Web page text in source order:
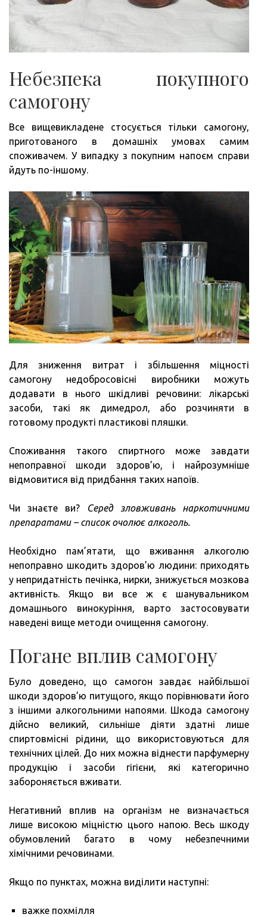
Небезпека покупного
самогону
Все вищевикладене стосується тільки самогону,
приготованого в домашніх умовах самим
споживачем. У випадку з покупним напоєм справи
йдуть по-іншому.
Для зниження витрат і збільшення міцності
самогону недобросовісні виробники можуть
додавати в нього шкідливі речовини: лікарські
засоби, такі як димедрол, або розчиняти в
готовому продукті пластикові пляшки.
Споживання такого спиртного може завдати
непоправної шкоди здоров’ю, і найрозумніше
відмовитися від придбання таких напоїв.
Чи знаєте ви?
Серед зловживань наркотичними
препаратами – список очолює алкоголь.
Необхідно пам’ятати, що вживання алкоголю
непоправно шкодить здоров’ю людини: приходять
у непридатність печінка, нирки, знижується мозкова
активність. Якщо ви все ж є шанувальником
домашнього винокуріння, варто застосовувати
наведені вище методи очищення самогону.
Погане вплив самогону
Було доведено, що самогон завдає найбільшої
шкоди здоров’ю питущого, якщо порівнювати його
з іншими алкогольними напоями. Шкода самогону
дійсно великий, сильніше діяти здатні лише
спиртовмісні рідини, що використовуються для
технічних цілей. До них можна віднести парфумерну
продукцію і засоби гігієни, які категорично
забороняється вживати.
Негативний вплив на організм не визначається
лише високою міцністю цього напою. Весь шкоду
обумовлений багато в чому небезпечними
хімічними речовинами.
Якщо по пунктах, можна виділити наступні:
важке похмілля